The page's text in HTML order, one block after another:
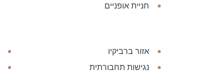
חניית אופניים
אזור ברביקיו
נגישות תחבורתית